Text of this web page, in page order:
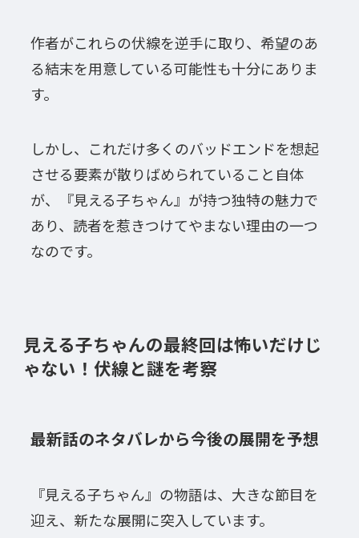
作者がこれらの伏線を逆手に取り、希望のあ
る結末を用意している可能性も十分にありま
す。
しかし、これだけ多くのバッドエンドを想起
させる要素が散りばめられていること自体
が、『見える子ちゃん』が持つ独特の魅力で
あり、読者を惹きつけてやまない理由の一つ
なのです。
見える子ちゃんの最終回は怖いだけじ
ゃない！伏線と謎を考察
最新話のネタバレから今後の展開を予想
『見える子ちゃん』の物語は、大きな節目を
迎え、新たな展開に突入しています。